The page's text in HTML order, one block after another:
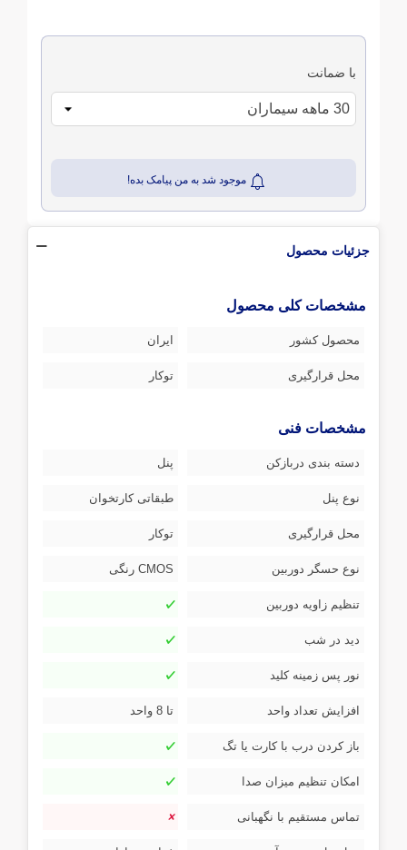
با ضمانت
موجود شد به من پیامک بده!
جزئیات محصول
مشخصات کلی محصول
محصول کشور ایران
محل قرارگیری توکار
مشخصات فنی
دسته بندی دربازکن پنل
نوع پنل طبقاتی کارتخوان
محل قرارگیری توکار
نوع حسگر دوربین CMOS رنگی
تنظیم زاویه دوربین
دید در شب
نور پس زمینه کلید
افزایش تعداد واحد تا 8 واحد
باز کردن درب با کارت یا تگ
امکان تنظیم میزان صدا
تماس مستقیم با نگهبانی